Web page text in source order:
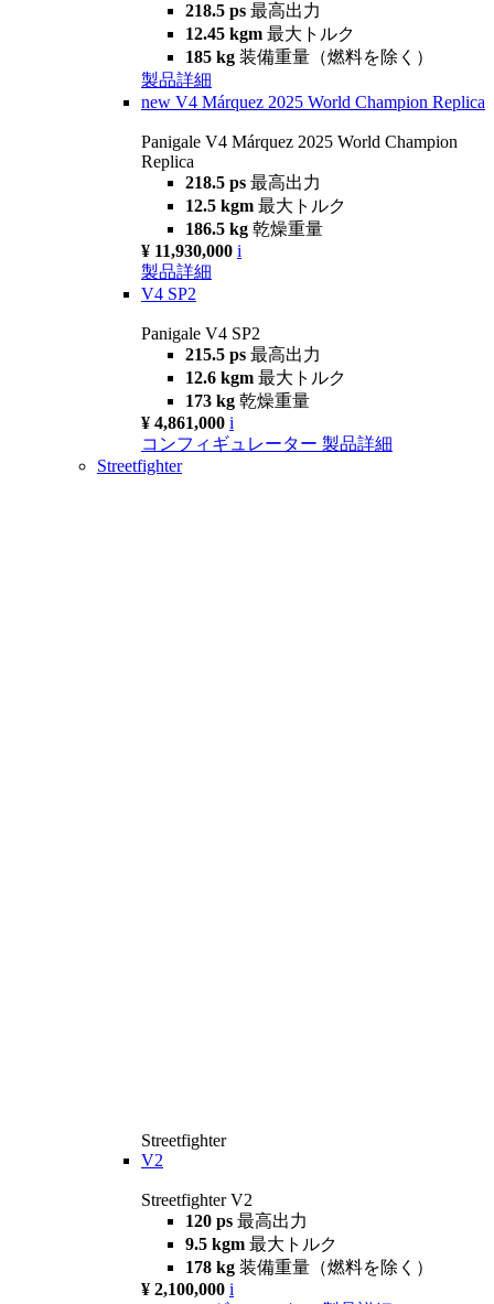
218.5 ps 最高出力
12.45 kgm 最大トルク
185 kg 装備重量（燃料を除く）
製品詳細
new V4 Márquez 2025 World Champion Replica
Panigale V4 Márquez 2025 World Champion
Replica
218.5 ps 最高出力
12.5 kgm 最大トルク
186.5 kg 乾燥重量
¥ 11,930,000 i
製品詳細
V4 SP2
Panigale V4 SP2
215.5 ps 最高出力
12.6 kgm 最大トルク
173 kg 乾燥重量
¥ 4,861,000 i
コンフィギュレーター 製品詳細
Streetfighter
Streetfighter
V2
Streetfighter V2
120 ps 最高出力
9.5 kgm 最大トルク
178 kg 装備重量（燃料を除く）
¥ 2,100,000 i